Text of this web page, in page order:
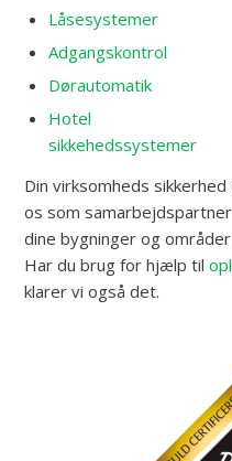
Låsesystemer
Adgangskontrol
Dørautomatik
Hotel
sikkehedssystemer
Din virksomheds
os som
dine bygninger og
Har du brug for hjælp til
klarer vi også det.